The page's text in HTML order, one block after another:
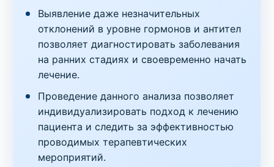
Выявление даже незначительных
отклонений в уровне гормонов и антител
позволяет диагностировать заболевания
на ранних стадиях и своевременно начать
лечение.
Проведение данного анализа позволяет
индивидуализировать подход к лечению
пациента и следить за эффективностью
проводимых терапевтических
мероприятий.